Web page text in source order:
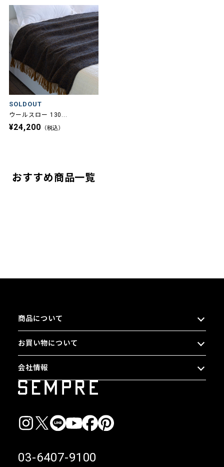
SOLDOUT
ウールスロー 130...
¥24,200 （税込）
おすすめ商品一覧
商品について
お買い物について
会社情報
03-6407-9100